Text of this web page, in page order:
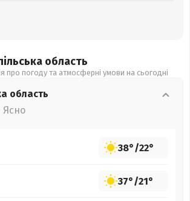
область
про погоду та атмосферні умови на сьогодні
область
Ясно
38°/22°
37°/21°